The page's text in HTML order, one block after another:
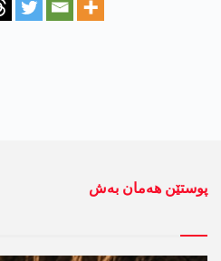
پوستێن ھەمان بەش